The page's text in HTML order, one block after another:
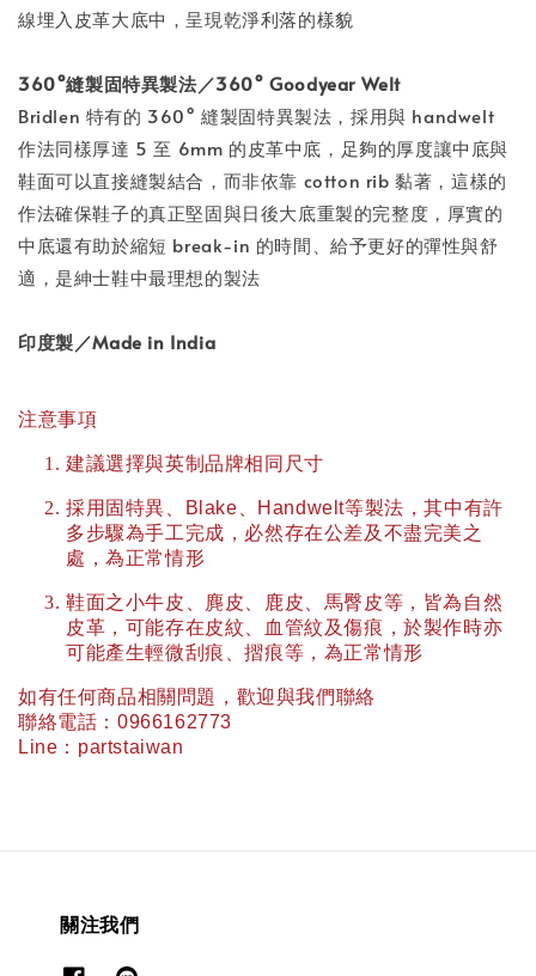
線埋入皮革大底中，呈現乾淨利落的樣貌
360°縫製固特異製法／360° Goodyear Welt
Bridlen 特有的 360° 縫製固特異製法，採用與 handwelt
作法同樣厚達 5 至 6mm 的皮革中底，足夠的厚度讓中底與
鞋面可以直接縫製結合，而非依靠 cotton rib 黏著，這樣的
作法確保鞋子的真正堅固與日後大底重製的完整度，厚實的
中底還有助於縮短 break-in 的時間、給予更好的彈性與舒
適，是紳士鞋中最理想的製法
印度製／Made in India
注意事項
建議選擇與英制品牌相同尺寸
採用固特異、 Blake Handwelt等製法，其中有許
多步驟為手工完成，必然存在公差及不盡完美之
處，為正常情形
鞋面之小牛皮、麂皮、鹿皮、馬臀皮等，皆為自然
皮革，可能存在皮紋、血管紋及傷痕，於製作時亦
可能產生輕微刮痕、摺痕等，為正常情形
如有任何商品相關問題，歡迎與我們聯絡
聯絡電話： 0966162773
Line ： partstaiwan
關注我們